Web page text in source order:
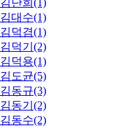
김단희(1)
김대수(1)
김덕겸(1)
김덕기(2)
김덕용(1)
김도균(5)
김동규(3)
김동기(2)
김동수(2)